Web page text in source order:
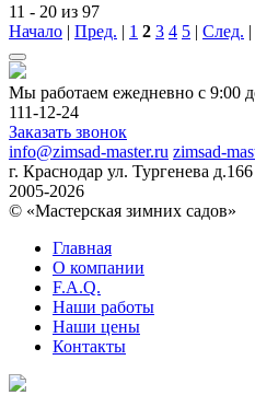
11 - 20 из 97
Начало | Пред. | 1 2 3 4 5 | След. |
Мы работаем ежедневно с 9:00
111-12-24
Заказать звонок
info@zimsad-master.ru zimsad-
г. Краснодар ул. Тургенева д.166
2005-2026
© «Мастерская зимних садов»
Главная
О компании
F.A.Q.
Наши работы
Наши цены
Контакты